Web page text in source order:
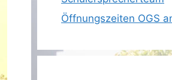
Öffnungszeiten OGS